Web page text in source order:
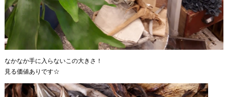
なかなか手に入らないこの大きさ！
見る価値ありです☆